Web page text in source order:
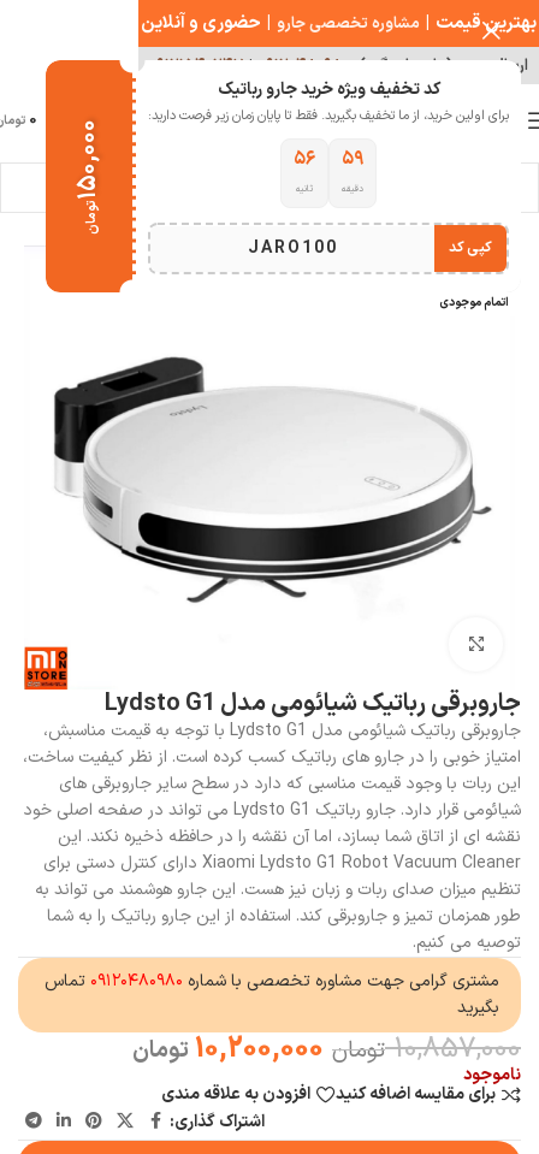
کد تخفیف ویژه خرید جارو رباتیک
برای اولین خرید، از ما تخفیف بگیرید. فقط تا پایان زمان زیر فرصت دارید:
۵۹
دقیقه
۵۵
ثانیه
JARO100 کپی کد
۱۵۰,۰۰۰
تومان
منو 0
خانه
-6%
اتمام موجودی
جاروبرقی رباتیک شیائومی مدل Lydsto G1
جاروبرقی رباتیک شیائومی مدل Lydsto G1 با توجه به قیمت مناسبش،
امتیاز خوبی را در جارو های رباتیک کسب کرده است. از نظر کیفیت ساخت،
این ربات با وجود قیمت مناسبی که دارد در سطح سایر جاروبرقی های
شیائومی قرار دارد. جارو رباتیک Lydsto G1 می تواند در صفحه اصلی خود
نقشه ای از اتاق شما بسازد، اما آن نقشه را در حافظه ذخیره نکند. این
Xiaomi Lydsto G1 Robot Vacuum Cleaner دارای کنترل دستی برای
تنظیم میزان صدای ربات و زبان نیز هست. این جارو هوشمند می تواند به
طور همزمان تمیز و جاروبرقی کند. استفاده از این جارو رباتیک را به شما
توصیه می کنیم.
مشتری گرامی جهت مشاوره تخصصی با شماره ۰۹۱۲۰۴۸۰۹۸۰ تماس
بگیرید
10,857,000 تومان 10,200,000 تومان
ناموجود
برای مقایسه اضافه کنید
افزودن به علاقه مندی
اشتراک گذاری:
بهترین قیمت | مشاوره تخصصی جارو | حضوری و آنلاین
ارسال سریع ( با هماهنگی ) ۰۹۱۲۰۴۸۰۹۸۰ | ۰۹۱۲۱۵۴۰۲۴۷